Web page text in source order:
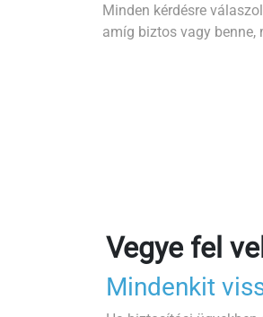
Minden kérdésre
amíg biztos vagy benne,
Vegye fel
Mindenkit